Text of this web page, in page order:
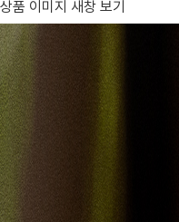
상품 이미지 새창 보기